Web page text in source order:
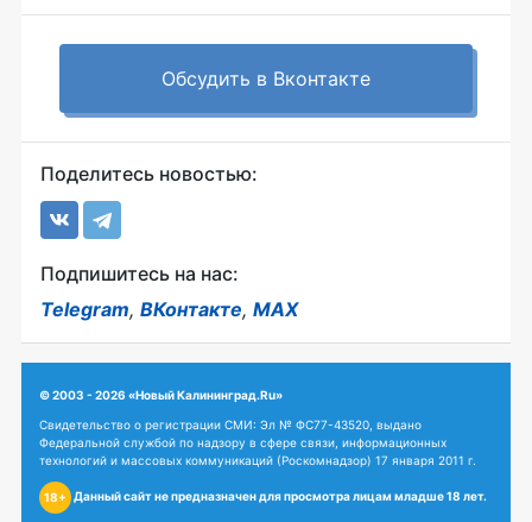
Обсудить в Вконтакте
Поделитесь новостью:
Подпишитесь на нас:
Telegram, ВКонтакте, MAX
© 2003 - 2026 «Новый Калининград.Ru»
Свидетельство о регистрации СМИ: Эл № ФС77-43520, выдано
Федеральной службой по надзору в сфере связи, информационных
технологий и массовых коммуникаций (Роскомнадзор) 17 января 2011 г.
18+ Данный сайт не предназначен для просмотра лицам младше 18 лет.